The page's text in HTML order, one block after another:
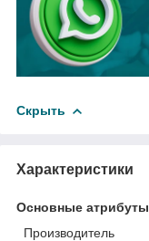
Скрыть
Характеристики
Основные атрибуты
Производитель